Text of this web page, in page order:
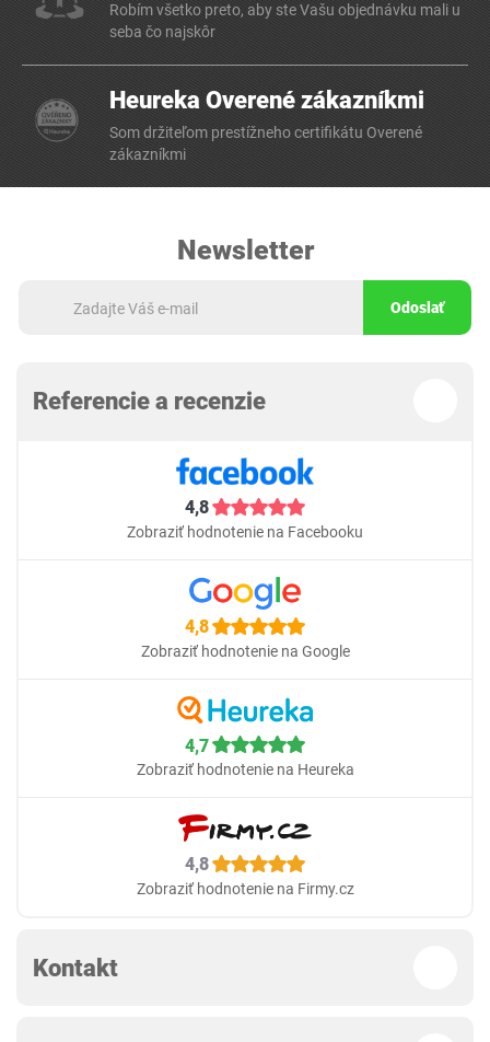
Robím všetko preto, aby ste Vašu objednávku mali u
seba čo najskôr
Heureka Overené zákazníkmi
Som držiteľom prestížneho certifikátu Overené
zákazníkmi
Newsletter
Odoslať
Referencie a recenzie
4,8
Zobraziť hodnotenie na Facebooku
4,8
Zobraziť hodnotenie na Google
4,7
Zobraziť hodnotenie na Heureka
4,8
Zobraziť hodnotenie na Firmy.cz
Kontakt